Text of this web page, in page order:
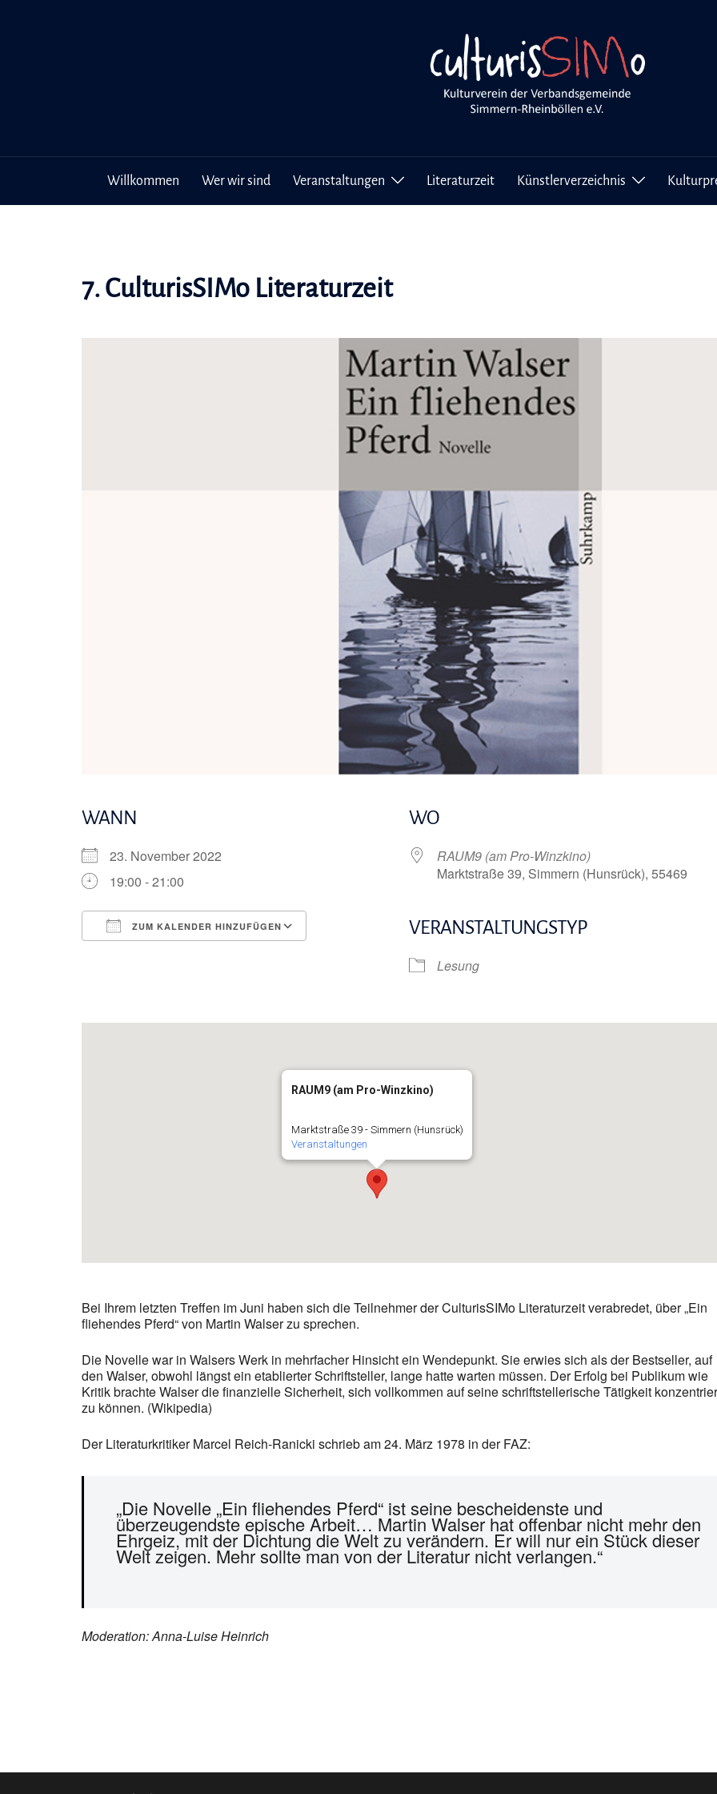
Willkommen Wer wir sind Veranstaltungen Literaturzeit Künstlerverzeichnis
7. CulturisSIMo Literaturzeit
WANN
23. November 2022
19:00 - 21:00
ZUM KALENDER HINZUFÜGEN
Google Kalender
WO
RAUM9 (am Pro-Winzkino)
Marktstraße 39, Simmern (Hunsrück), 55469
VERANSTALTUNGSTYP
Lesung
RAUM9 (am Pro-Winzkino)
Marktstraße 39 - Simmern (Hunsrück)
Veranstaltungen
Bei Ihrem letzten Treffen im Juni haben sich die Teilnehmer der CulturisSIMo Literaturzeit verabredet, über „Ein
fliehendes Pferd“ von Martin Walser zu sprechen.
Die Novelle war in Walsers Werk in mehrfacher Hinsicht ein Wendepunkt. Sie erwies sich als der Bestseller, auf
den Walser, obwohl längst ein etablierter Schriftsteller, lange hatte warten müssen. Der Erfolg bei Publikum wie
Kritik brachte Walser die finanzielle Sicherheit, sich vollkommen auf seine schriftstellerische Tätigkeit
zu können. (Wikipedia)
Der Literaturkritiker Marcel Reich-Ranicki schrieb am 24. März 1978 in der FAZ:
„Die Novel­le „Ein fliehendes Pferd“ ist seine bescheidenste und
überzeugendste epische Arbeit… Martin Walser hat offenbar nicht mehr den
Ehrgeiz, mit der Dichtung die Welt zu verändern. Er will nur ein Stück dieser
Welt zeigen. Mehr sollte man von der Literatur nicht verlangen.“
Moderation: Anna-Luise Heinrich